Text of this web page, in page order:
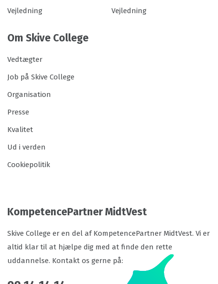
Vejledning
Vejledning
Om Skive College
Vedtægter
Job på Skive College
Organisation
Presse
Kvalitet
Ud i verden
Cookiepolitik
KompetencePartner MidtVest
Skive College er en del af KompetencePartner MidtVest. Vi er
altid klar til at hjælpe dig med at finde den rette
uddannelse. Kontakt os gerne på: